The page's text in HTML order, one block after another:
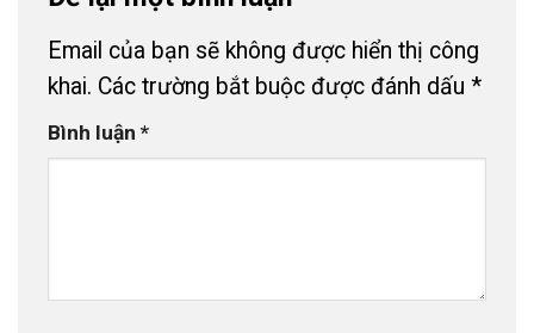
Email của bạn sẽ không được hiển thị công
khai. Các trường bắt buộc được đánh dấu *
Bình luận *